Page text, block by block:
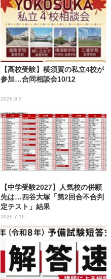
【高校受験】横須賀の私立4校が
参加…合同相談会10/12
2026.8.5
【中学受験2027】人気校の併願
先は…四谷大塚「第2回合不合判
定テスト」結果
2026.7.16